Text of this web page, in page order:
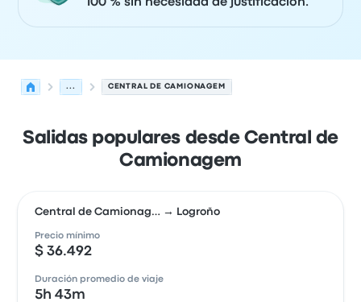
100 % sin necesidad de justificación.
... CENTRAL DE CAMIONAGEM
Salidas populares desde Central de
Camionagem
Central de Camionag… → Logroño
Precio mínimo
$ 36.492
Duración promedio de viaje
5h 43m